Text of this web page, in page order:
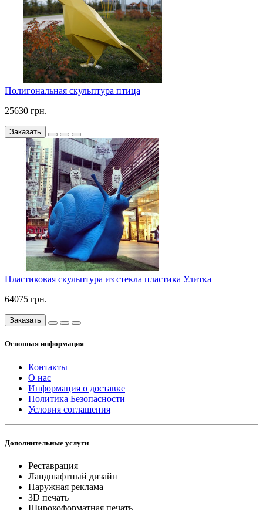
Полигональная скульптура птица
25630 грн.
Заказать
Пластиковая скульптура из стекла пластика Улитка
64075 грн.
Заказать
Основная информация
Контакты
О нас
Информация о доставке
Политика Безопасности
Условия соглашения
Дополнительные услуги
Реставрация
Ландшафтный дизайн
Наружная реклама
3D печать
Широкоформатная печать